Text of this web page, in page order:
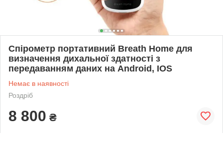
Спірометр портативний Breath Home для
визначення дихальної здатності з
передаванням даних на Android, IOS
Немає в наявності
Роздріб
8 800 ₴